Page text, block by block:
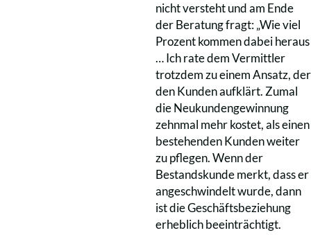
nicht versteht und am Ende
der Beratung fragt: „Wie viel
Prozent kommen dabei heraus
… Ich rate dem Vermittler
trotzdem zu einem Ansatz, der
den Kunden aufklärt. Zumal
die Neukundengewinnung
zehnmal mehr kostet, als einen
bestehenden Kunden weiter
zu pflegen. Wenn der
Bestandskunde merkt, dass er
angeschwindelt wurde, dann
ist die Geschäftsbeziehung
erheblich beeinträchtigt.